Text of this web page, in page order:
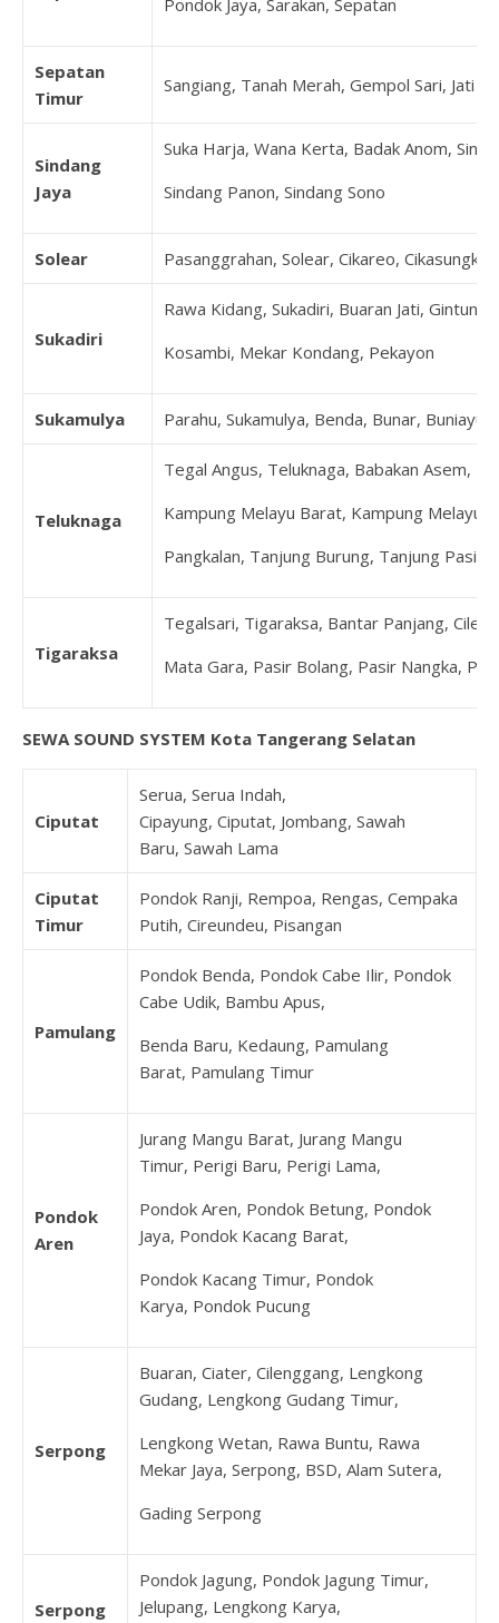
Pondok Jaya, Sarakan, Sepatan
Sepatan
Timur
Sangiang, Tanah Merah, Gempol Sari, Jati
Sindang
Jaya
Suka Harja, Wana Kerta, Badak Anom,
Sindang Panon, Sindang Sono
Solear Pasanggrahan, Solear, Cikareo,
Sukadiri
Rawa Kidang, Sukadiri, Buaran Jati,
Kosambi, Mekar Kondang, Pekayon
Sukamulya Parahu, Sukamulya, Benda, Bunar,
Teluknaga
Tegal Angus, Teluknaga, Babakan Asem,
Kampung Melayu Barat, Kampung Melayu
Pangkalan, Tanjung Burung, Tanjung Pasir
Tigaraksa
Tegalsari, Tigaraksa, Bantar Panjang,
Mata Gara, Pasir Bolang, Pasir Nangka,
SEWA SOUND SYSTEM Kota Tangerang Selatan
Ciputat
Serua, Serua Indah,
Cipayung, Ciputat, Jombang, Sawah
Baru, Sawah Lama
Ciputat
Timur
Pondok Ranji, Rempoa, Rengas, Cempaka
Putih, Cireundeu, Pisangan
Pamulang
Pondok Benda, Pondok Cabe Ilir, Pondok
Cabe Udik, Bambu Apus,
Benda Baru, Kedaung, Pamulang
Barat, Pamulang Timur
Pondok
Aren
Jurang Mangu Barat, Jurang Mangu
Timur, Perigi Baru, Perigi Lama,
Pondok Aren, Pondok Betung, Pondok
Jaya, Pondok Kacang Barat,
Pondok Kacang Timur, Pondok
Karya, Pondok Pucung
Serpong
Buaran, Ciater, Cilenggang, Lengkong
Gudang, Lengkong Gudang Timur,
Lengkong Wetan, Rawa Buntu, Rawa
Mekar Jaya, Serpong, BSD, Alam Sutera,
Gading Serpong
Serpong
Pondok Jagung, Pondok Jagung Timur,
Jelupang, Lengkong Karya,